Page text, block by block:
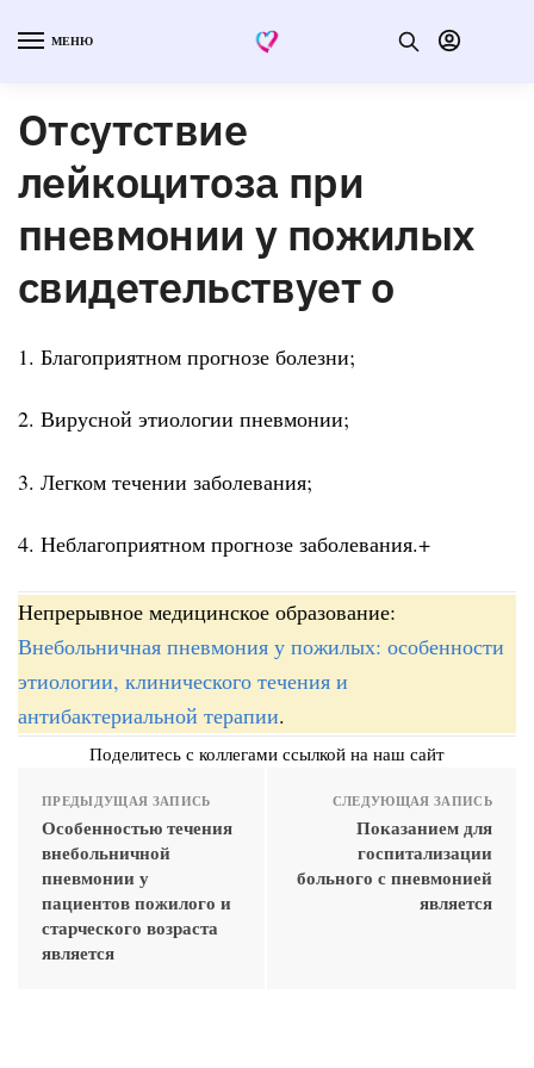
МЕНЮ
Отсутствие
лейкоцитоза при
пневмонии у пожилых
свидетельствует о
1. Благоприятном прогнозе болезни;
2. Вирусной этиологии пневмонии;
3. Легком течении заболевания;
4. Неблагоприятном прогнозе заболевания.+
Непрерывное медицинское образование:
Внебольничная пневмония у пожилых: особенности
этиологии, клинического течения и
антибактериальной терапии.
Поделитесь с коллегами ссылкой на наш сайт
ПРЕДЫДУЩАЯ ЗАПИСЬ
Особенностью течения
внебольничной
пневмонии у
пациентов пожилого и
старческого возраста
является
СЛЕДУЮЩАЯ ЗАПИСЬ
Показанием для
госпитализации
больного с пневмонией
является